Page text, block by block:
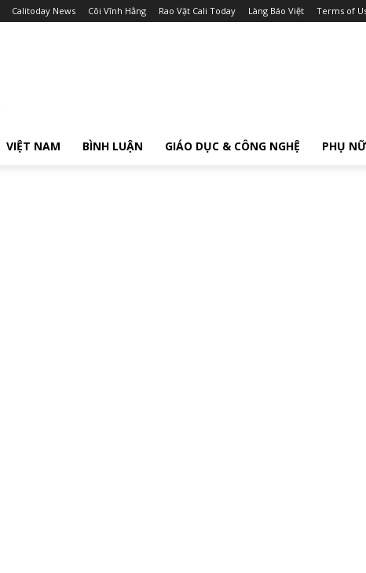
Calitoday News Cõi Vĩnh Hằng Rao Vặt Cali Today Làng Báo Việt Terms of
VIỆT NAM BÌNH LUẬN GIÁO DỤC & CÔNG NGHỆ PHỤ NỮ